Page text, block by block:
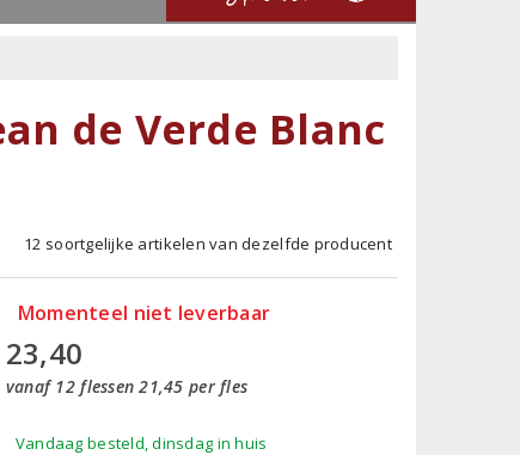
de Verde Blanc
12 soortgelijke artikelen van dezelfde producent
Momenteel niet leverbaar
23,40
vanaf 12 flessen 21,45 per fles
Vandaag besteld, dinsdag in huis